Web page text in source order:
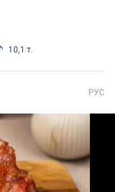
10,1 т.
РУС